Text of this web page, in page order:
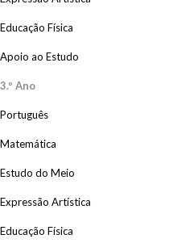
Educação Física
Apoio ao Estudo
3.º Ano
Português
Matemática
Estudo do Meio
Expressão Artística
Educação Física